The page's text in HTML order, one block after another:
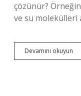
çözünür?
ve su molekülleri
Devamını okuyun